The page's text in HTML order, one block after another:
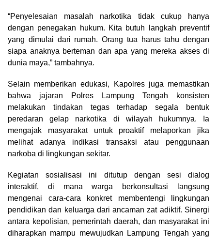
“Penyelesaian masalah narkotika tidak cukup hanya
dengan penegakan hukum. Kita butuh langkah preventif
yang dimulai dari rumah. Orang tua harus tahu dengan
siapa anaknya berteman dan apa yang mereka akses di
dunia maya,” tambahnya.
Selain memberikan edukasi, Kapolres juga memastikan
bahwa jajaran Polres Lampung Tengah konsisten
melakukan tindakan tegas terhadap segala bentuk
peredaran gelap narkotika di wilayah hukumnya. Ia
mengajak masyarakat untuk proaktif melaporkan jika
melihat adanya indikasi transaksi atau penggunaan
narkoba di lingkungan sekitar.
Kegiatan sosialisasi ini ditutup dengan sesi dialog
interaktif, di mana warga berkonsultasi langsung
mengenai cara-cara konkret membentengi lingkungan
pendidikan dan keluarga dari ancaman zat adiktif. Sinergi
antara kepolisian, pemerintah daerah, dan masyarakat ini
diharapkan mampu mewujudkan Lampung Tengah yang